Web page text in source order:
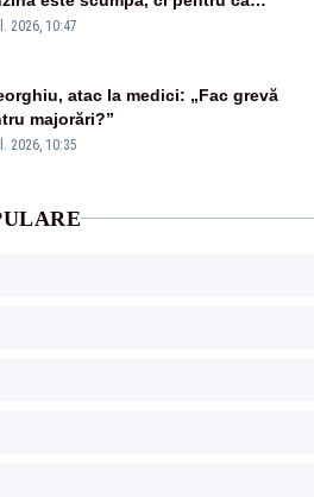
ieftină e taxată scump
2026, 10:47
atac la medici: „Fac grevă
majorări?”
2026, 10:35